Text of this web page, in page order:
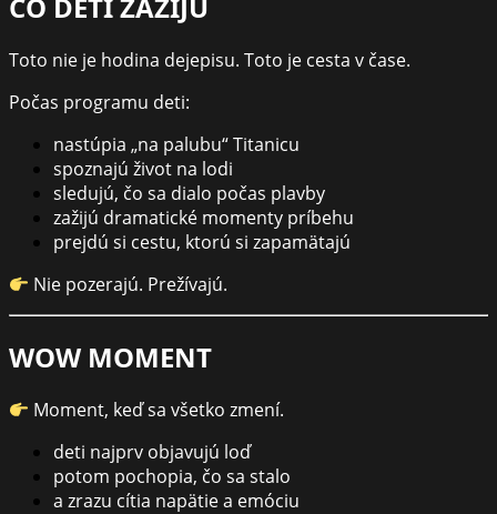
ČO DETI ZAŽIJÚ
Toto nie je hodina dejepisu. Toto je cesta v čase.
Počas programu deti:
nastúpia „na palubu“ Titanicu
spoznajú život na lodi
sledujú, čo sa dialo počas plavby
zažijú dramatické momenty príbehu
prejdú si cestu, ktorú si zapamätajú
Nie pozerajú. Prežívajú.
WOW MOMENT
Moment, keď sa všetko zmení.
deti najprv objavujú loď
potom pochopia, čo sa stalo
a zrazu cítia napätie a emóciu